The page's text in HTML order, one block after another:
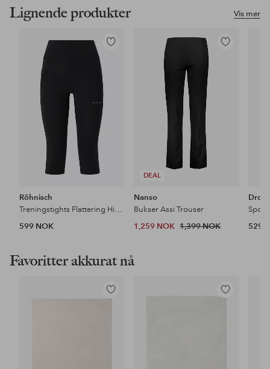
Vis mer
Lignende produkter
Legg
Röhnisch
Treningstights Flattering High Waist Capri Tights
599 NOK
DEAL
Legg
Nanso
Bukser Assi Trouser
1,259 NOK 1,399 NOK
Drop
529
Favoritter akkurat nå
Legg
Legg